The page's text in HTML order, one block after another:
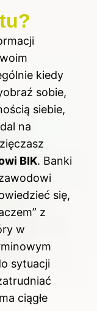
kiedy
sobie,
siebie,
na
BIK. Banki
się,
z
w
sytuacji
ciągłe